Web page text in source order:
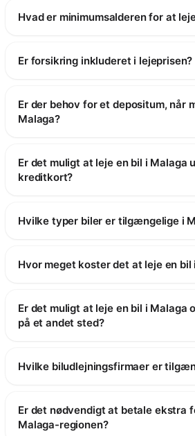
Hvad er minimumsalderen for at
Er forsikring inkluderet i lejeprisen?
Er der behov for et depositum, når
Malaga?
Er det muligt at leje en bil i Malaga
kreditkort?
Hvilke typer biler er tilgængelige i
Hvor meget koster det at leje en bil
Er det muligt at leje en bil i Malaga
på et andet sted?
Hvilke biludlejningsfirmaer er
Er det nødvendigt at betale ekstra
Malaga-regionen?